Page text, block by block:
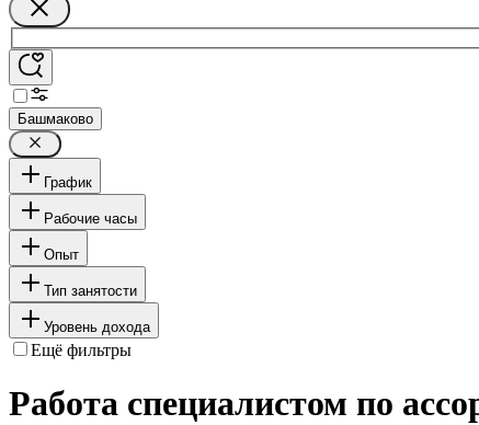
Башмаково
График
Рабочие часы
Опыт
Тип занятости
Уровень дохода
Ещё фильтры
Работа специалистом по